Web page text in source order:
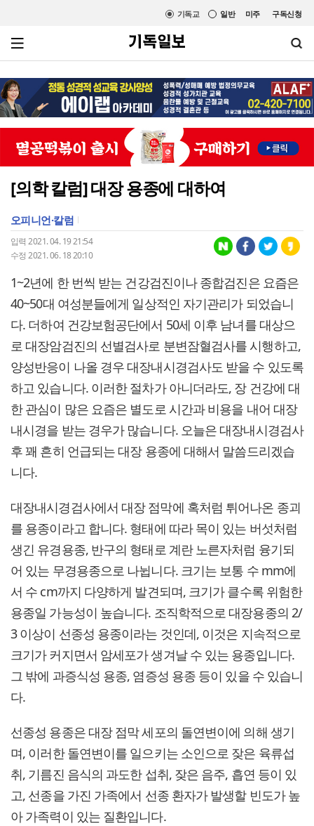
미주 구독신청
일반
기독교
[의학 칼럼] 대장 용종에 대하여
오피니언·칼럼
입력 2021. 04. 19 21:54
수정 2021. 06. 18 20:10
1~2년에 한 번씩 받는 건강검진이나 종합검진은 요즘은
40~50대 여성분들에게 일상적인 자기관리가 되었습니
다. 더하여 건강보험공단에서 50세 이후 남녀를 대상으
로 대장암검진의 선별검사로 분변잠혈검사를 시행하고,
양성반응이 나올 경우 대장내시경검사도 받을 수 있도록
하고 있습니다. 이러한 절차가 아니더라도, 장 건강에 대
한 관심이 많은 요즘은 별도로 시간과 비용을 내어 대장
내시경을 받는 경우가 많습니다. 오늘은 대장내시경검사
후 꽤 흔히 언급되는 대장 용종에 대해서 말씀드리겠습
니다.
대장내시경검사에서 대장 점막에 혹처럼 튀어나온 종괴
를 용종이라고 합니다. 형태에 따라 목이 있는 버섯처럼
생긴 유경용종, 반구의 형태로 계란 노른자처럼 융기되
어 있는 무경용종으로 나뉩니다. 크기는 보통 수 mm에
서 수 cm까지 다양하게 발견되며, 크기가 클수록 위험한
용종일 가능성이 높습니다. 조직학적으로 대장용종의 2/
3 이상이 선종성 용종이라는 것인데, 이것은 지속적으로
크기가 커지면서 암세포가 생겨날 수 있는 용종입니다.
그 밖에 과증식성 용종, 염증성 용종 등이 있을 수 있습니
다.
선종성 용종은 대장 점막 세포의 돌연변이에 의해 생기
며, 이러한 돌연변이를 일으키는 소인으로 잦은 육류섭
취, 기름진 음식의 과도한 섭취, 잦은 음주, 흡연 등이 있
고, 선종을 가진 가족에서 선종 환자가 발생할 빈도가 높
아 가족력이 있는 질환입니다.